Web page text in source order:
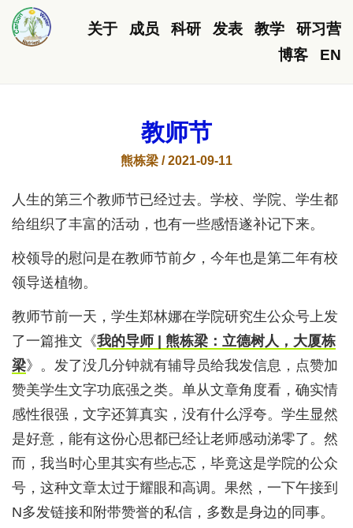
关于 成员 科研 发表 教学
研习营
博客
EN
教师节
熊栋梁 / 2021-09-11
人生的第三个教师节已经过去。学校、学院、学生都
给组织了丰富的活动，也有一些感悟遂补记下来。
校领导的慰问是在教师节前夕，今年也是第二年有校
领导送植物。
教师节前一天，学生郑林娜在学院研究生公众号上发
了一篇推文《我的导师 | 熊栋梁：立德树人，大厦栋
梁》。发了没几分钟就有辅导员给我发信息，点赞加
赞美学生文字功底强之类。单从文章角度看，确实情
感性很强，文字还算真实，没有什么浮夸。学生显然
是好意，能有这份心思都已经让老师感动涕零了。然
而，我当时心里其实有些忐忑，毕竟这是学院的公众
号，这种文章太过于耀眼和高调。果然，一下午接到
N多发链接和附带赞誉的私信，多数是身边的同事。